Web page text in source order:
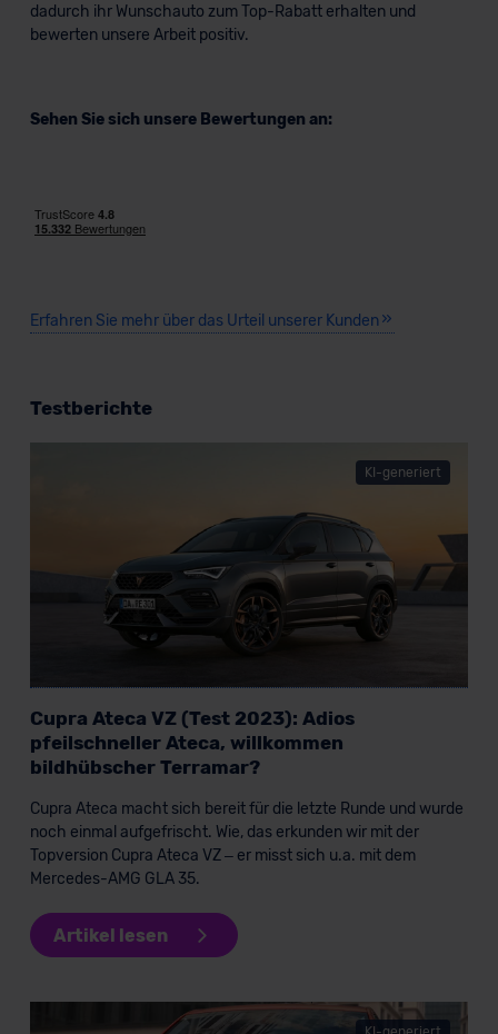
dadurch ihr Wunschauto zum Top-Rabatt erhalten und
bewerten unsere Arbeit positiv.
Sehen Sie sich unsere Bewertungen an:
Erfahren Sie mehr über das Urteil unserer Kunden
Testberichte
KI-generiert
Cupra Ateca VZ (Test 2023): Adios
pfeilschneller Ateca, willkommen
bildhübscher Terramar?
Cupra Ateca macht sich bereit für die letzte Runde und wurde
noch einmal aufgefrischt. Wie, das erkunden wir mit der
Topversion Cupra Ateca VZ – er misst sich u.a. mit dem
Mercedes-AMG GLA 35.
Artikel lesen